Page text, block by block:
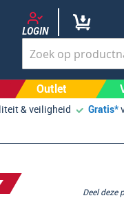
LOGIN
Outlet
& veiligheid Gratis*
Deel